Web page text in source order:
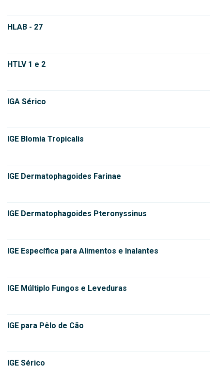
HLAB - 27
HTLV 1 e 2
IGA Sérico
IGE Blomia Tropicalis
IGE Dermatophagoides Farinae
IGE Dermatophagoides Pteronyssinus
IGE Específica para Alimentos e Inalantes
IGE Múltiplo Fungos e Leveduras
IGE para Pêlo de Cão
IGE Sérico